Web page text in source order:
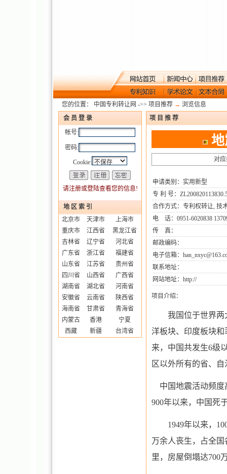
您的位置： 中国专利转让网 ->> 项目推荐 → 浏览信息
会 员 登 录
帐号:
密码:
Cookie:
请注册或登陆查看您的信息!
地 区 索 引
北京市
天津市
上海市
重庆市
江西省
黑龙江省
吉林省
辽宁省
河北省
广东省
浙江省
福建省
山东省
江苏省
贵州省
四川省
山西省
广西省
湖南省
湖北省
河南省
安徽省
云南省
陕西省
海南省
甘肃省
青海省
内蒙古
香港
宁夏
西藏
新疆 台湾省
项 目 推 荐
对
申请类别：实用新型
专 利 号：
合作方式：专利权转让, 技
电 话：0951-6020838
传 真：
邮政编码：
电子信箱：
联系地址：
网站地址： http://
项目介绍：
我国位于世界
洋板块、印度板块
来，中国共发生6级
区以外所有的省、
中国地震活动频度
900年以来，中国死
1949年以来，
万余人丧生，占全
里，房屋倒塌达700